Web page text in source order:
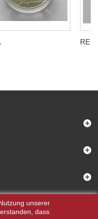
unserer
dass